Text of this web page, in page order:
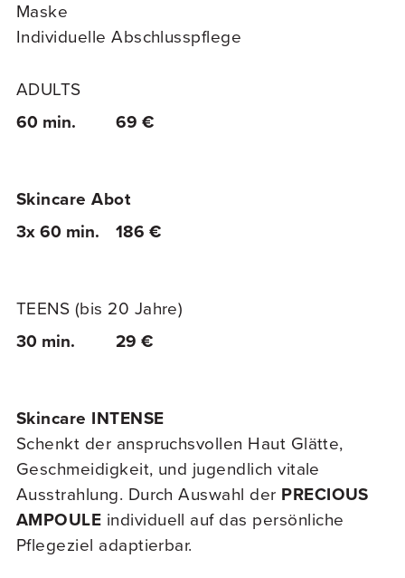
Maske
Individuelle Abschlusspflege
ADULTS
60 min.
69 €
Skincare Abot
3x 60 min.
186 €
TEENS (bis 20 Jahre)
30 min.
29 €
Skincare INTENSE
Schenkt der anspruchsvollen Haut Glätte,
Geschmeidigkeit, und jugendlich vitale
Ausstrahlung. Durch Auswahl der PRECIOUS
AMPOULE individuell auf das persönliche
Pflegeziel adaptierbar.